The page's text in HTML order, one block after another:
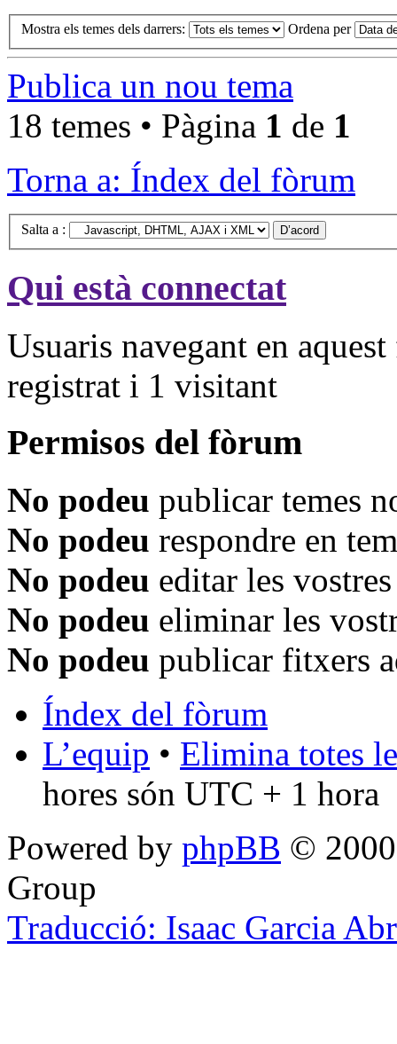
Mostra els temes dels darrers: Ordena per
Publica un nou tema
18 temes • Pàgina 1 de 1
Torna a: Índex del fòrum
Salta a :
Qui està connectat
Usuaris navegant en
registrat i 1 visitant
Permisos del fòrum
No podeu publicar temes
No podeu respondre en
No podeu editar les
No podeu eliminar les
No podeu publicar fitxers
Índex del fòrum
L’equip • Elimina totes
hores són UTC + 1 hora
Powered by phpBB ©
Group
Traducció: Isaac Garcia